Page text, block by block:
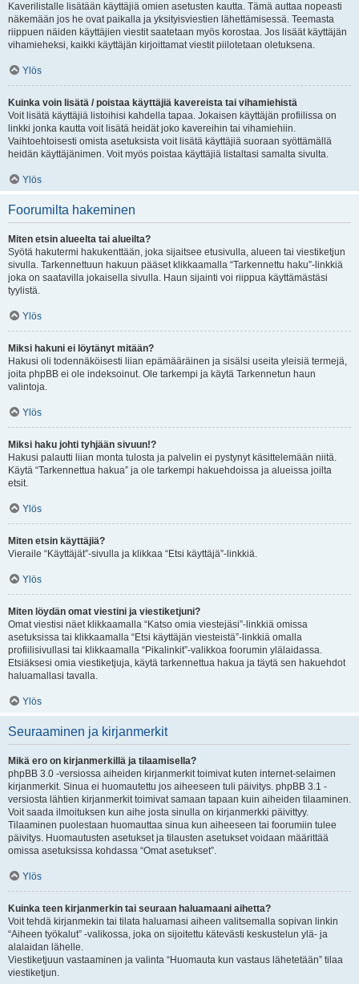
Kaverilistalle lisätään käyttäjiä omien asetusten kautta. Tämä auttaa nopeasti
näkemään jos he ovat paikalla ja yksityisviestien lähettämisessä. Teemasta
riippuen näiden käyttäjien viestit saatetaan myös korostaa. Jos lisäät käyttäjän
vihamieheksi, kaikki käyttäjän kirjoittamat viestit piilotetaan oletuksena.
Ylös
Kuinka voin lisätä / poistaa käyttäjiä kavereista tai vihamiehistä
Voit lisätä käyttäjiä listoihisi kahdella tapaa. Jokaisen käyttäjän profiilissa on
linkki jonka kautta voit lisätä heidät joko kavereihin tai vihamiehiin.
Vaihtoehtoisesti omista asetuksista voit lisätä käyttäjiä suoraan syöttämällä
heidän käyttäjänimen. Voit myös poistaa käyttäjiä listaltasi samalta sivulta.
Ylös
Foorumilta hakeminen
Miten etsin alueelta tai alueilta?
Syötä hakutermi hakukenttään, joka sijaitsee etusivulla, alueen tai viestiketjun
sivulla. Tarkennettuun hakuun pääset klikkaamalla “Tarkennettu haku”-linkkiä
joka on saatavilla jokaisella sivulla. Haun sijainti voi riippua käyttämästäsi
tyylistä.
Ylös
Miksi hakuni ei löytänyt mitään?
Hakusi oli todennäköisesti liian epämääräinen ja sisälsi useita yleisiä termejä,
joita phpBB ei ole indeksoinut. Ole tarkempi ja käytä Tarkennetun haun
valintoja.
Ylös
Miksi haku johti tyhjään sivuun!?
Hakusi palautti liian monta tulosta ja palvelin ei pystynyt käsittelemään niitä.
Käytä “Tarkennettua hakua” ja ole tarkempi hakuehdoissa ja alueissa joilta
etsit.
Ylös
Miten etsin käyttäjiä?
Vieraile “Käyttäjät”-sivulla ja klikkaa “Etsi käyttäjä”-linkkiä.
Ylös
Miten löydän omat viestini ja viestiketjuni?
Omat viestisi näet klikkaamalla “Katso omia viestejäsi”-linkkiä omissa
asetuksissa tai klikkaamalla “Etsi käyttäjän viesteistä”-linkkiä omalla
profiilisivullasi tai klikkaamalla “Pikalinkit”-valikkoa foorumin ylälaidassa.
Etsiäksesi omia viestiketjuja, käytä tarkennettua hakua ja täytä sen hakuehdot
haluamallasi tavalla.
Ylös
Seuraaminen ja kirjanmerkit
Mikä ero on kirjanmerkillä ja tilaamisella?
phpBB 3.0 -versiossa aiheiden kirjanmerkit toimivat kuten internet-selaimen
kirjanmerkit. Sinua ei huomautettu jos aiheeseen tuli päivitys. phpBB 3.1 -
versiosta lähtien kirjanmerkit toimivat samaan tapaan kuin aiheiden tilaaminen.
Voit saada ilmoituksen kun aihe josta sinulla on kirjanmerkki päivittyy.
Tilaaminen puolestaan huomauttaa sinua kun aiheeseen tai foorumiin tulee
päivitys. Huomautusten asetukset ja tilausten asetukset voidaan määrittää
omissa asetuksissa kohdassa “Omat asetukset”.
Ylös
Kuinka teen kirjanmerkin tai seuraan haluamaani aihetta?
Voit tehdä kirjanmekin tai tilata haluamasi aiheen valitsemalla sopivan linkin
“Aiheen työkalut” -valikossa, joka on sijoitettu kätevästi keskustelun ylä- ja
alalaidan lähelle.
Viestiketjuun vastaaminen ja valinta “Huomauta kun vastaus lähetetään” tilaa
viestiketjun.